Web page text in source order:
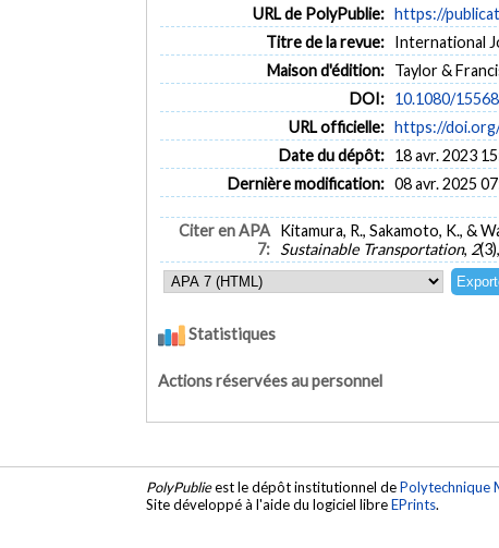
URL de PolyPublie: https://
Titre de la revue: International
Maison d'édition: Taylor &
DOI: 10.1080/
URL officielle: https://
Date du dépôt: 18 avr. 2023
Dernière modification: 08 avr. 2025
Citer en APA
7:
Kitamura, R., Sakamoto, K., &
Sustainable Transportation, 2
Statistiques
Actions réservées au personnel
PolyPublieest le dépôt institutionnel dePolytechnique
Site développé à l'aide du logiciel libreEPrints.